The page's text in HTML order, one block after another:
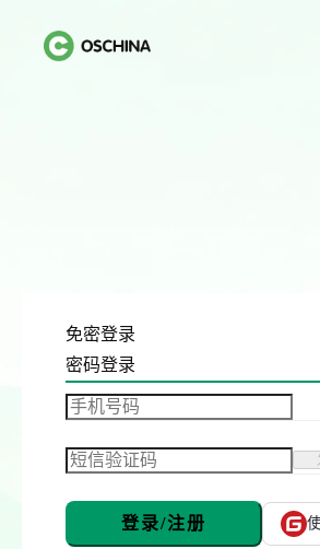
免密登录
密码登录
登录/注册